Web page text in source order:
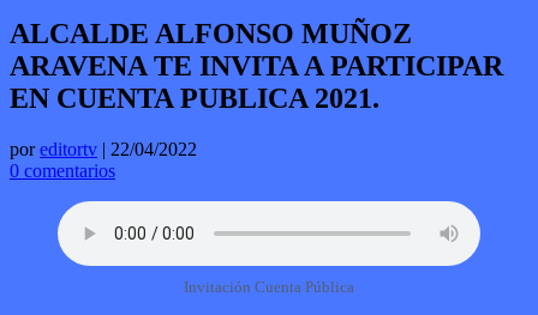
ALCALDE ALFONSO MUÑOZ
ARAVENA TE INVITA A PARTICIPAR
EN CUENTA PUBLICA 2021.
poreditortv | 22/04/2022
0 comentarios
Invitación Cuenta Pública